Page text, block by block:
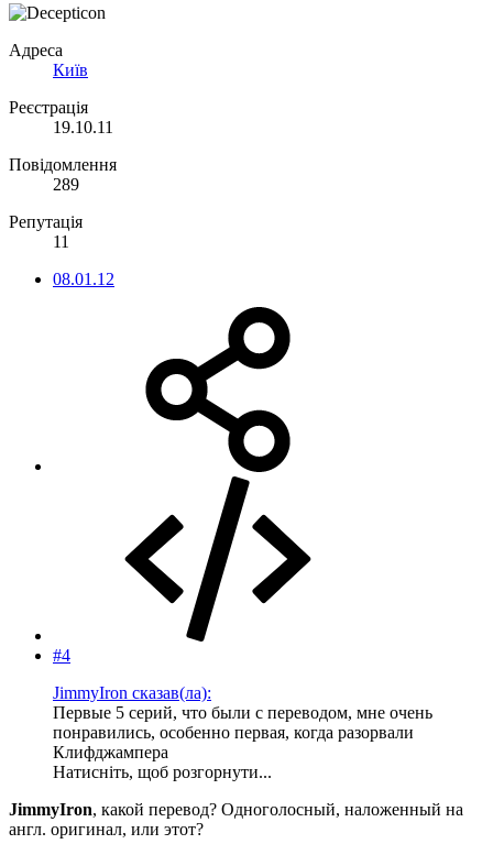
Адреса
Київ
Реєстрація
19.10.11
Повідомлення
289
Репутація
11
08.01.12
#4
JimmyIron сказав(ла):
Первые 5 серий, что были с переводом, мне очень
понравились, особенно первая, когда разорвали
Клифджампера
Натисніть, щоб розгорнути...
JimmyIron, какой перевод? Одноголосный, наложенный на
англ. оригинал, или этот?